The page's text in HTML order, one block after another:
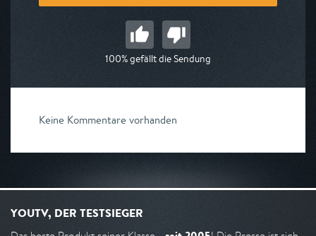
100% gefällt die Sendung
Keine Kommentare vorhanden
YOUTV, DER TESTSIEGER